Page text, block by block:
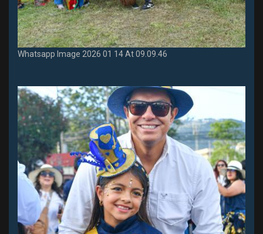
Whatsapp Image 2026 01 14 At 09.09.46